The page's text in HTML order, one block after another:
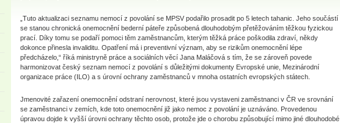
„Tuto aktualizaci seznamu nemocí z povolání se MPSV podařilo prosadit po 5 letech tahanic. Jeho součástí
se stanou chronická onemocnění bederní páteře způsobená dlouhodobým přetěžováním těžkou fyzickou
prací. Díky tomu se podaří pomoci těm zaměstnancům, kterým těžká práce poškodila zdraví, někdy
dokonce přinesla invaliditu. Opatření má i preventivní význam, aby se rizikům onemocnění lépe
předcházelo,“ říká ministryně práce a sociálních věcí Jana Maláčová s tím, že se zároveň povede
harmonizovat český seznam nemocí z povolání s důležitými dokumenty Evropské unie, Mezinárodní
organizace práce (ILO) a s úrovní ochrany zaměstnanců v mnoha ostatních evropských státech.
Jmenovité zařazení onemocnění odstraní nerovnost, které jsou vystaveni zaměstnanci v ČR ve srovnání
se zaměstnanci v zemích, kde toto onemocnění již jako nemoc z povolání je uznáváno. Provedenou
úpravou dojde k vyšší úrovni ochrany těchto osob, protože jde o chorobu způsobující mimo jiné dlouhodobé